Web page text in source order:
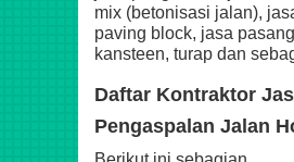
mix (betonisasi jalan),
paving block, jasa
kansteen, turap dan
Daftar Kontraktor
Pengaspalan Jalan